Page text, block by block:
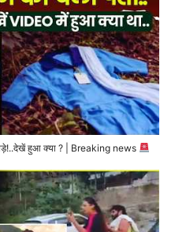
हुआ क्या ? | Breaking news